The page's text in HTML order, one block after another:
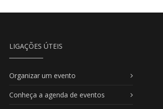
LIGAÇÕES ÚTEIS
Organizar um evento
Conheça a agenda de eventos